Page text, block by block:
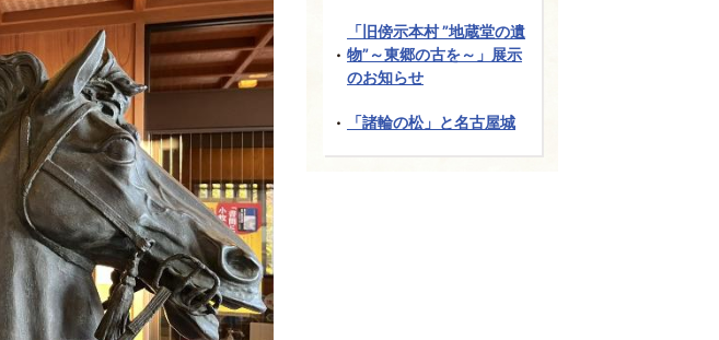
「旧傍示本村 ”地蔵堂の遺
物”～東郷の古を～」展示
のお知らせ
「諸輪の松」と名古屋城